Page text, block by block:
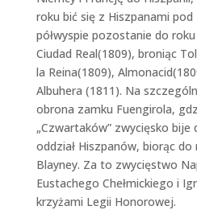
roku bić się z Hiszpanami
półwyspie pozostanie do
Ciudad Real(1809), broniąc
la Reina(1809),
Albuhera (1811). Na
obrona zamku Fuengirola,
„Czwartaków” zwycięsko bije
oddział Hiszpanów, biorąc do
Blayney. Za to zwycięstwo
Eustachego Chełmickiego i
krzyżami Legii Honorowej.